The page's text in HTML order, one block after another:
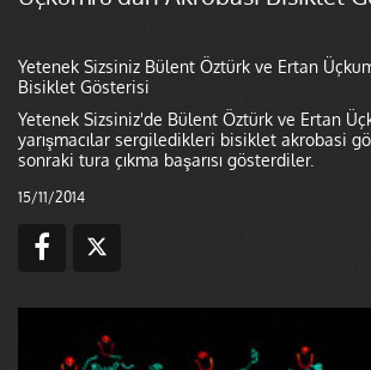
Yetenek Sizsiniz Bülent Öztürk ve Ertan
Bisiklet Gösterisi
Yetenek Sizsiniz'de Bülent Öztürk ve Ertan
yarışmacılar sergiledikleri bisiklet akrobasi
sonraki tura çıkma başarısı gösterdiler.
15/11/2014